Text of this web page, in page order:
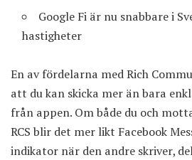
Google Fi är nu snabbare i
hastigheter
En av fördelarna med Rich
att du kan skicka mer än bara
från appen. Om både du och
RCS blir det mer likt Facebook
indikator när den andre skriver,